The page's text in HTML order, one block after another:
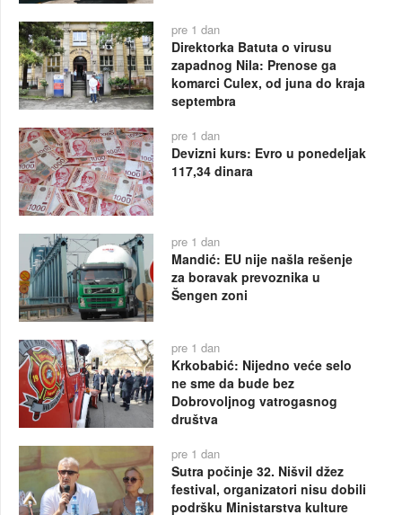
pre 1 dan
Direktorka Batuta o virusu
zapadnog Nila: Prenose ga
komarci Culex, od juna do kraja
septembra
pre 1 dan
Devizni kurs: Evro u ponedeljak
117,34 dinara
pre 1 dan
Mandić: EU nije našla rešenje
za boravak prevoznika u
Šengen zoni
pre 1 dan
Krkobabić: Nijedno veće selo
ne sme da bude bez
Dobrovoljnog vatrogasnog
društva
pre 1 dan
Sutra počinje 32. Nišvil džez
festival, organizatori nisu dobili
podršku Ministarstva kulture